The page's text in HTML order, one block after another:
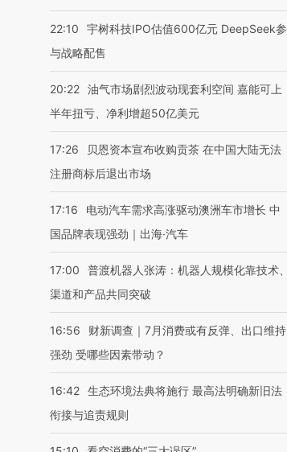
22:10
宇树科技IPO估值600亿元 DeepSeek参
与战略配售
20:22 油气市场剧烈波动现套利空间 嘉能可上
半年扭亏、净利增超50亿美元
17:26
贝恩资本宣布收购贡茶 在中国大陆无法
注册商标后退出市场
17:16
电动汽车需求高涨驱动澳洲车市增长 中
国品牌表现强劲｜出海·汽车
17:00
普渡机器人张涛：机器人规模化靠技术、
渠道和产品共同突破
16:56
财新调查｜7月消费或有反弹、出口维持
强劲 受哪些因素带动？
16:42 生态环境法典将施行 最高法明确新旧法
衔接与追责规则